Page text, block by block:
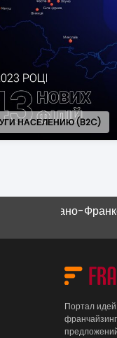
Франковске!
Портал